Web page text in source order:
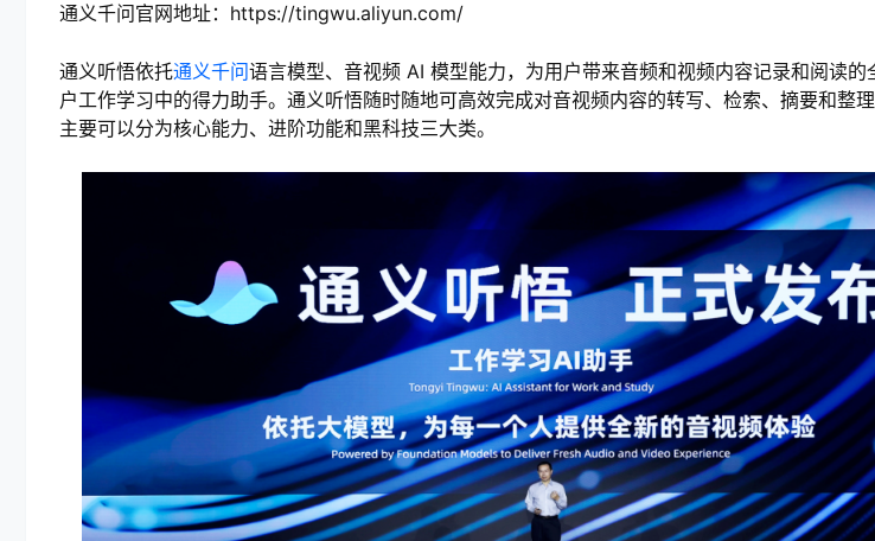
通义千问官网地址：https://tingwu.aliyun.com/
通义听悟依托通义千问语言模型、音视频 AI 模型能力，为用户带来音频和视频内容记录和阅读的
户工作学习中的得力助手。通义听悟随时随地可高效完成对音视频内容的转写、检索、摘要和整理
主要可以分为核心能力、进阶功能和黑科技三大类。